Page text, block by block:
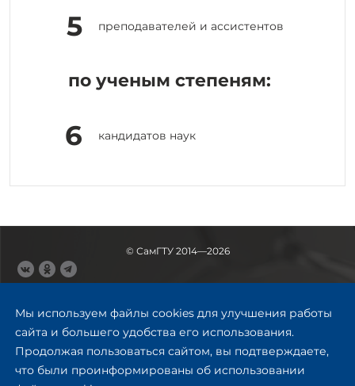
5 преподавателей и ассистентов
по ученым степеням:
6 кандидатов наук
Мы используем файлы cookies для улучшения работы
сайта и большего удобства его использования.
Продолжая пользоваться сайтом, вы подтверждаете,
что были проинформированы об использовании
© СамГТУ 2014—2026
443100, Самара
Ул. Молодогвардейская, 244,
главный корпус
8 (846) 278-43-11
rector@samgtu.ru